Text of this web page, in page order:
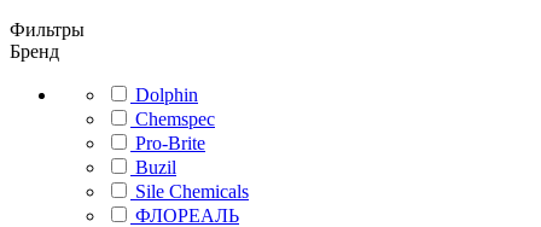
Фильтры
Бренд
Dolphin
Сhemspec
Pro-Brite
Buzil
Sile Chemicals
ФЛОРЕАЛЬ